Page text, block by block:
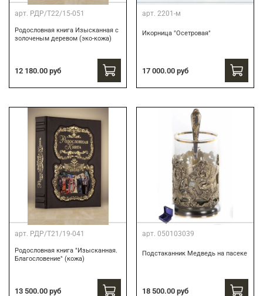
арт. РДР/Т22/15-051
Родословная книга Изысканная с
золоченым деревом (эко-кожа)
12 180.00 руб
арт. 2201-м
Икорница "Осетровая"
17 000.00 руб
арт. РДР/Т21/19-041
Родословная книга "Изысканная.
Благословение" (кожа)
13 500.00 руб
арт. 050103039
Подстаканник Медведь на пасеке
18 500.00 руб